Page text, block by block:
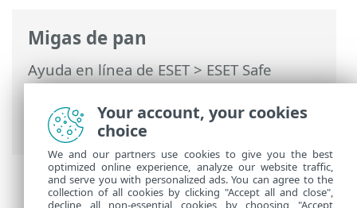
Migas de pan
Ayuda en línea de ESET>ESET Safe
Server>Trabajar con ESET Safe Server>
Configuración avanzada>Notificaciones
> Alertas interactivas
Your account, your cookies
choice
We and our partners use cookies to give you the best
optimized online experience, analyze our website traffic,
and serve you with personalized ads. You can agree to the
collection of all cookies by clicking "Accept all and close",
decline all non-essential cookies by choosing "Accept